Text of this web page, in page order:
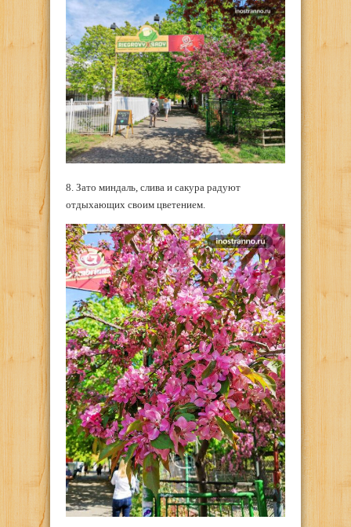
8. Зато миндаль, слива и сакура радуют
отдыхающих своим цветением.